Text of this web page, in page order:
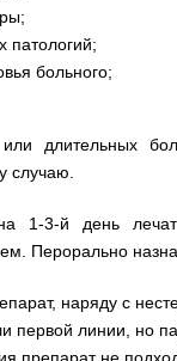
патологий;
больного;
длительных
случаю.
1-3-й день лечат
Перорально
наряду с
первой линии, но